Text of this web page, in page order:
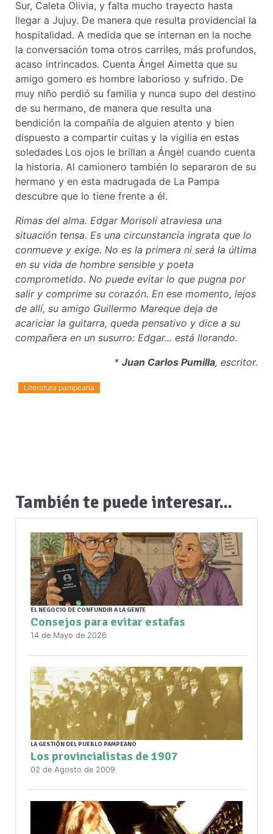
Sur, Caleta Olivia, y falta mucho trayecto hasta
llegar a Jujuy. De manera que resulta providencial la
hospitalidad. A medida que se internan en la noche
la conversación toma otros carriles, más profundos,
acaso intrincados. Cuenta Ángel Aimetta que su
amigo gomero es hombre laborioso y sufrido. De
muy niño perdió su familia y nunca supo del destino
de su hermano, de manera que resulta una
bendición la compañía de alguien atento y bien
dispuesto a compartir cuitas y la vigilia en estas
soledades Los ojos le brillan a Ángel cuando cuenta
la historia. Al camionero también lo separaron de su
hermano y en esta madrugada de La Pampa
descubre que lo tiene frente a él.
Rimas del alma. Edgar Morisoli atraviesa una
situación tensa. Es una circunstancia ingrata que lo
conmueve y exige. No es la primera ni será la última
en su vida de hombre sensible y poeta
comprometido. No puede evitar lo que pugna por
salir y comprime su corazón. En ese momento, lejos
de allí, su amigo Guillermo Mareque deja de
acariciar la guitarra, queda pensativo y dice a su
compañera en un susurro: Edgar... está llorando.
* Juan Carlos Pumilla, escritor.
Literatura pampeana
También te puede interesar...
EL NEGOCIO DE CONFUNDIR A LA GENTE
Consejos para evitar estafas
14 de Mayo de 2026
LA GESTIÓN DEL PUEBLO PAMPEANO
Los provincialistas de 1907
02 de Agosto de 2009